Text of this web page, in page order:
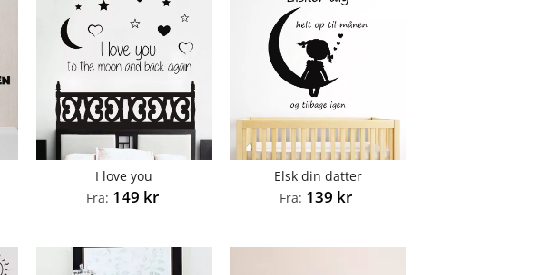
I love you
Fra: 149 kr
Elsk din datter
Fra: 139 kr